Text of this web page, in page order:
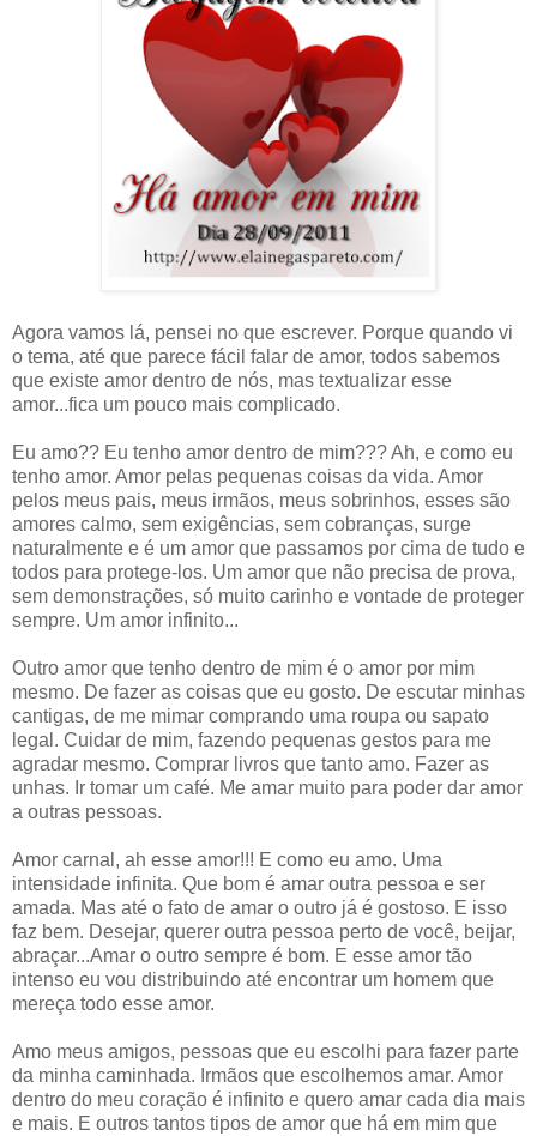
Agora vamos lá, pensei no que escrever. Porque quando vi
o tema, até que parece fácil falar de amor, todos sabemos
que existe amor dentro de nós, mas textualizar esse
amor...fica um pouco mais complicado.
Eu amo?? Eu tenho amor dentro de mim??? Ah, e como eu
tenho amor. Amor pelas pequenas coisas da vida. Amor
pelos meus pais, meus irmãos, meus sobrinhos, esses são
amores calmo, sem exigências, sem cobranças, surge
naturalmente e é um amor que passamos por cima de tudo e
todos para protege-los. Um amor que não precisa de prova,
sem demonstrações, só muito carinho e vontade de proteger
sempre. Um amor infinito...
Outro amor que tenho dentro de mim é o amor por mim
mesmo. De fazer as coisas que eu gosto. De escutar minhas
cantigas, de me mimar comprando uma roupa ou sapato
legal. Cuidar de mim, fazendo pequenas gestos para me
agradar mesmo. Comprar livros que tanto amo. Fazer as
unhas. Ir tomar um café. Me amar muito para poder dar amor
a outras pessoas.
Amor carnal, ah esse amor!!! E como eu amo. Uma
intensidade infinita. Que bom é amar outra pessoa e ser
amada. Mas até o fato de amar o outro já é gostoso. E isso
faz bem. Desejar, querer outra pessoa perto de você, beijar,
abraçar...Amar o outro sempre é bom. E esse amor tão
intenso eu vou distribuindo até encontrar um homem que
mereça todo esse amor.
Amo meus amigos, pessoas que eu escolhi para fazer parte
da minha caminhada. Irmãos que escolhemos amar. Amor
dentro do meu coração é infinito e quero amar cada dia mais
e mais. E outros tantos tipos de amor que há em mim que